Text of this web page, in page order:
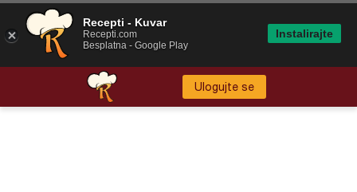
Ulogujte se
Recepti - Kuvar
Recepti.com
Besplatna - Google Play
Instalirajte